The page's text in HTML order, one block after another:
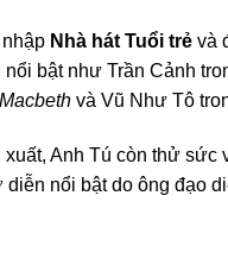
Nhà hát Tuổi trẻ và
bật như Trần Cảnh
Macbeth và Vũ Như Tô
xuất, Anh Tú còn thử sức
diễn nổi bật do ông đạo